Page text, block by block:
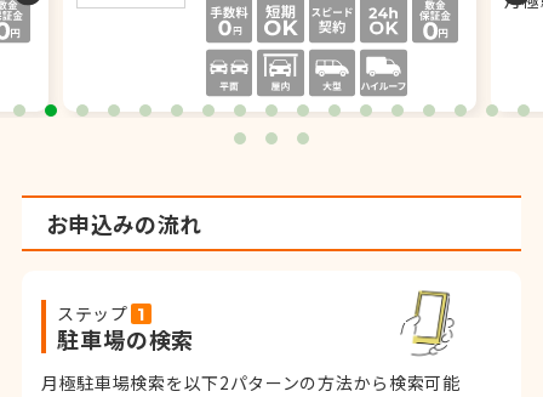
お申込みの流れ
ステップ
駐車場の検索
月極駐車場検索を以下2パターンの方法から検索可能